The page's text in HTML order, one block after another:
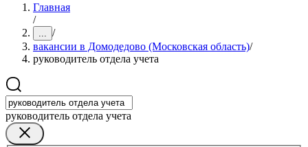
Главная
/
... /
вакансии в Домодедово (Московская область)/
руководитель отдела учета
руководитель отдела учета